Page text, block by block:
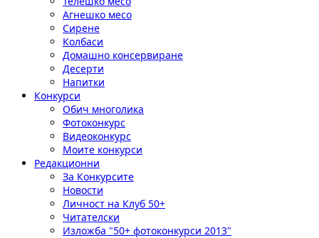
Агнешко месо
Сирене
Колбаси
Домашно консервиране
Десерти
Напитки
Конкурси
Обич многолика
Фотоконкурс
Видеоконкурс
Моите конкурси
Редакционни
За Конкурсите
Новости
Личност на Клуб 50+
Читателски
Изложба "50+ фотоконкурси 2013"